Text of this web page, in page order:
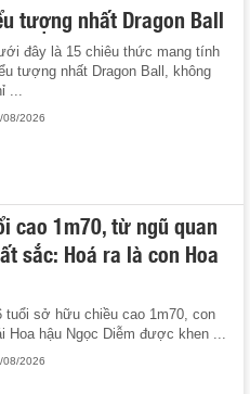
tượng nhất Dragon Ball
đây là 15 chiêu thức mang tính
tượng nhất Dragon Ball, không
...
08/2026
cao 1m70, từ ngũ quan
sắc: Hoá ra là con Hoa
tuổi sở hữu chiều cao 1m70, con
Hoa hậu Ngọc Diễm được khen ...
08/2026